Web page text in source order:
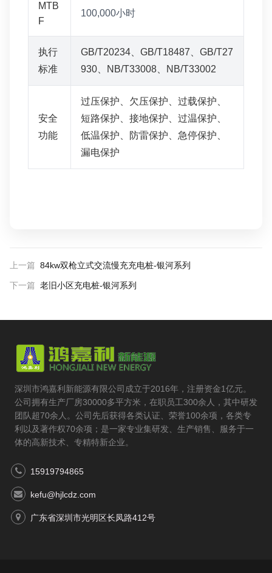
MTB
F
100,000小时
执行
标准
GB/T20234、GB/T18487、GB/T27
930、NB/T33008、NB/T33002
安全
功能
过压保护、欠压保护、过载保护、
短路保护、接地保护、过温保护、
低温保护、防雷保护、急停保护、
漏电保护
上一篇 84kw双枪立式交流慢充充电桩-银河系列
下一篇 老旧小区充电桩-银河系列
深圳市鸿嘉利新能源有限公司成立于2016年，注册资金1亿元。
公司拥有生产厂房30000多平方米，在职员工300余人，其中研发
团队超70余人。公司先后获得各类认证、荣誉100余项，各类专
利以及著作权70余项；是一家专业集研发、生产销售、服务于一
体的高新技术、专精特新企业。
15919794865
kefu@hjlcdz.com
广东省深圳市光明区长凤路412号